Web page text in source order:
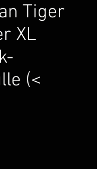
Tiger
XL
(<